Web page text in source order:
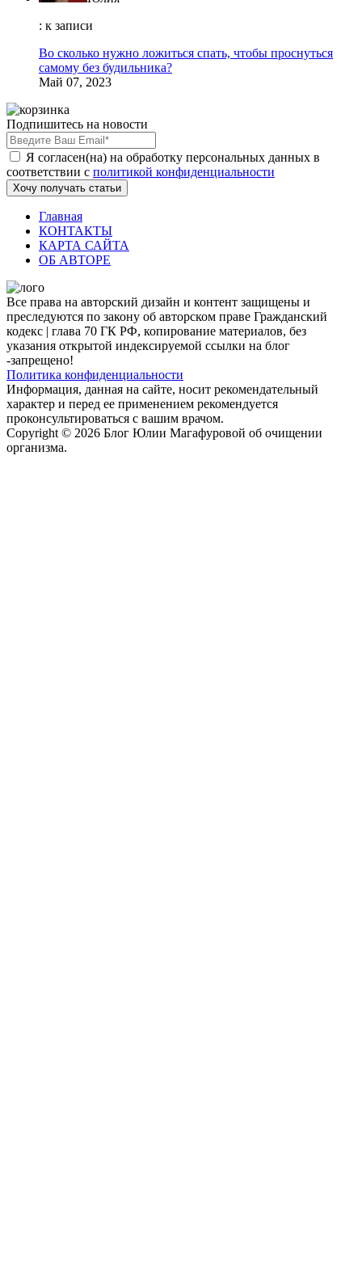
: к записи
Во сколько нужно ложиться спать, чтобы проснуться
самому без будильника?
Май 07, 2023
Подпишитесь на новости
Я согласен(на) на обработку персональных данных в
соответствии с политикой конфиденциальности
Хочу получать статьи
Главная
КОНТАКТЫ
КАРТА САЙТА
ОБ АВТОРЕ
Все права на авторский дизайн и контент защищены и
преследуются по закону об авторском праве Гражданский
кодекс | глава 70 ГК РФ, копирование материалов, без
указания открытой индексируемой ссылки на блог
-запрещено!
Политика конфиденциальности
Информация, данная на сайте, носит рекомендательный
характер и перед ее применением рекомендуется
проконсультироваться с вашим врачом.
Copyright © 2026 Блог Юлии Магафуровой об очищении
организма.